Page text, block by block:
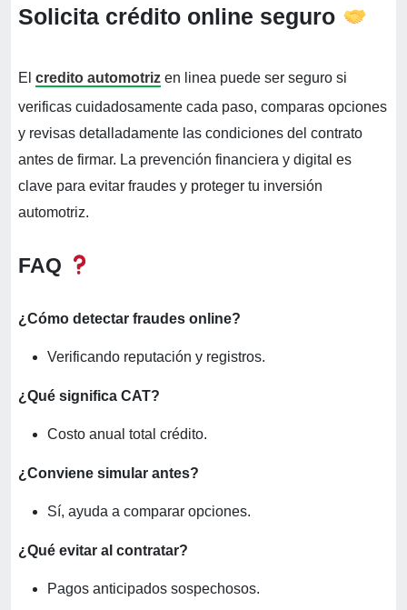
Solicita crédito online seguro
El credito automotriz en linea puede ser seguro si
verificas cuidadosamente cada paso, comparas opciones
y revisas detalladamente las condiciones del contrato
antes de firmar. La prevención financiera y digital es
clave para evitar fraudes y proteger tu inversión
automotriz.
FAQ
¿Cómo detectar fraudes online?
Verificando reputación y registros.
¿Qué significa CAT?
Costo anual total crédito.
¿Conviene simular antes?
Sí, ayuda a comparar opciones.
¿Qué evitar al contratar?
Pagos anticipados sospechosos.